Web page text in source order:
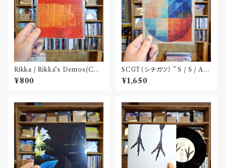
Rikka / Rikka's Demos(CD-
R)
¥800
SCGT（シチガツ） ” S / S / A /
W”(CD)
¥1,650